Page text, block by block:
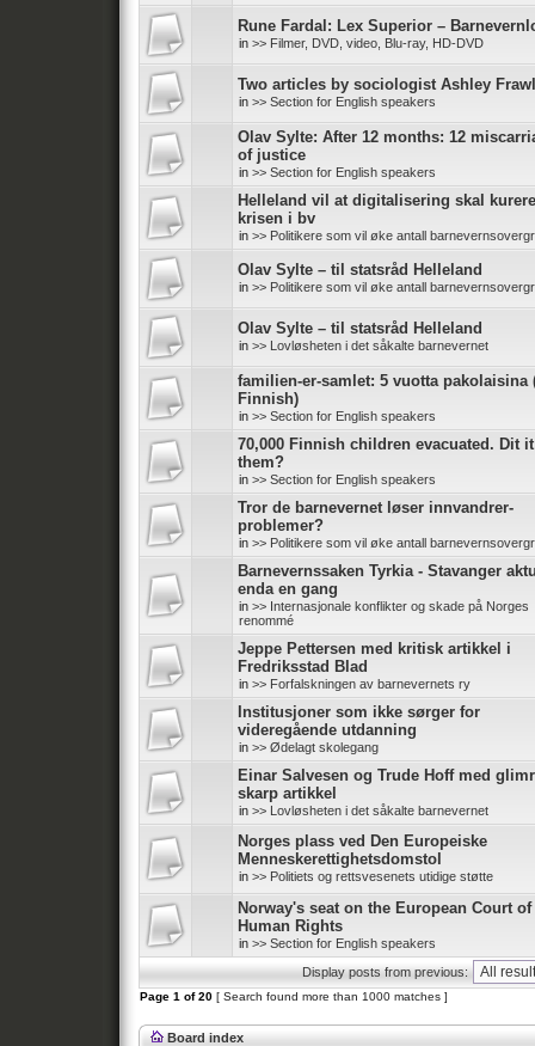
Rune Fardal: Lex Superior –
in >> Filmer, DVD, video, Blu-ray, HD-DVD
Two articles by sociologist Ashley
in >> Section for English speakers
Olav Sylte: After 12 months: 12
of justice
in >> Section for English speakers
Helleland vil at digitalisering skal kurere
krisen i bv
in >> Politikere som vil øke antall
Olav Sylte – til statsråd Helleland
in >> Politikere som vil øke antall
Olav Sylte – til statsråd Helleland
in >> Lovløsheten i det såkalte barnevernet
familien-er-samlet: 5 vuotta pakolaisina
Finnish)
in >> Section for English speakers
70,000 Finnish children evacuated. Dit
them?
in >> Section for English speakers
Tror de barnevernet løser innvandrer-
problemer?
in >> Politikere som vil øke antall
Barnevernssaken Tyrkia - Stavanger
enda en gang
in >> Internasjonale konflikter og skade på Norges
renommé
Jeppe Pettersen med kritisk artikkel i
Fredriksstad Blad
in >> Forfalskningen av barnevernets ry
Institusjoner som ikke sørger for
videregående utdanning
in >> Ødelagt skolegang
Einar Salvesen og Trude Hoff med
skarp artikkel
in >> Lovløsheten i det såkalte barnevernet
Norges plass ved Den Europeiske
Menneskerettighetsdomstol
in >> Politiets og rettsvesenets utidige støtte
Norway's seat on the European Court of
Human Rights
in >> Section for English speakers
Display posts from previous:
Page 1 of20 [ Search found more than 1000 matches ]
Board index